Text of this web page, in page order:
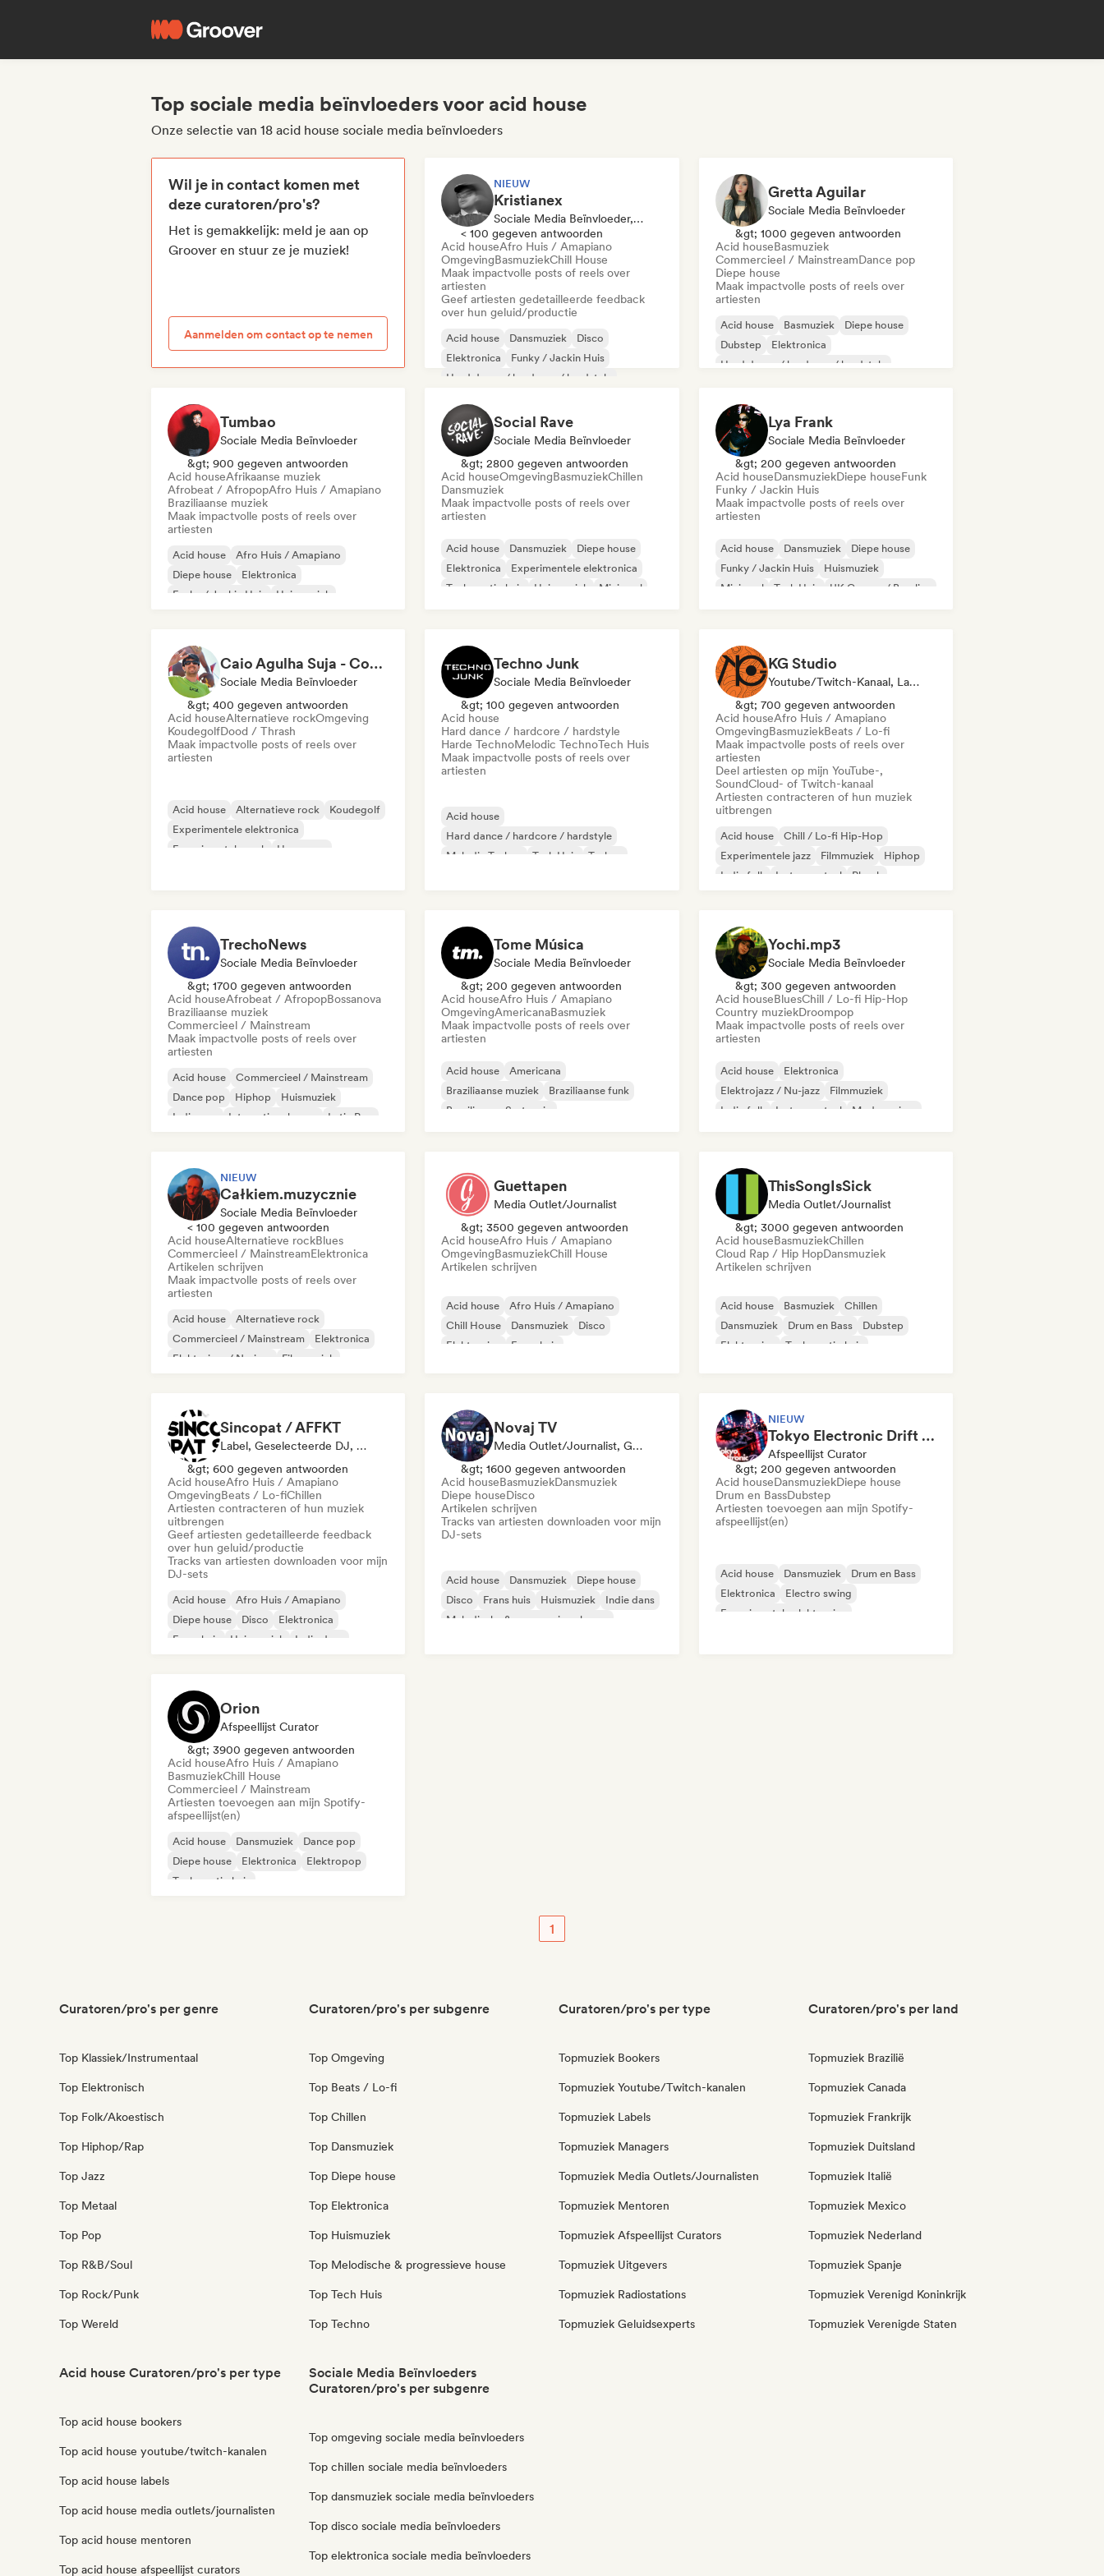
Top sociale media beïnvloeders voor acid house
Onze selectie van 18 acid house sociale media beïnvloeders
Wil je in contact komen met
deze curatoren/pro's?
Het is gemakkelijk: meld je aan op
Groover en stuur ze je muziek!
Aanmelden om contact op te nemen
NIEUW
Kristianex
Sociale Media Beïnvloeder, Geluidsexpert
< 100 gegeven antwoorden
Acid houseAfro Huis / Amapiano
OmgevingBasmuziekChill House
Maak impactvolle posts of reels over
artiesten
Geef artiesten gedetailleerde feedback
over hun geluid/productie
Acid house Dansmuziek
Disco
Elektronica
Funky / Jackin Huis
Hard dance / hardcore / hardstyle
Gretta Aguilar
Sociale Media Beïnvloeder
&gt; 1000 gegeven antwoorden
Acid houseBasmuziek
Commercieel / MainstreamDance pop
Diepe house
Maak impactvolle posts of reels over
artiesten
Acid house Basmuziek
Diepe house
Dubstep
Elektronica
Hard dance / hardcore / hardstyle
Tumbao
Sociale Media Beïnvloeder
&gt; 900 gegeven antwoorden
Acid houseAfrikaanse muziek
Afrobeat / AfropopAfro Huis / Amapiano
Braziliaanse muziek
Maak impactvolle posts of reels over
artiesten
Acid house
Afro Huis / Amapiano
Diepe house
Elektronica
Funky / Jackin Huis
Huismuziek
Social Rave
Sociale Media Beïnvloeder
&gt; 2800 gegeven antwoorden
Acid houseOmgevingBasmuziekChillen
Dansmuziek
Maak impactvolle posts of reels over
artiesten
Acid house Dansmuziek
Diepe house
Elektronica
Experimentele elektronica
Toekomstig huis
Huismuziek Minimaal
Lya Frank
Sociale Media Beïnvloeder
&gt; 200 gegeven antwoorden
Acid houseDansmuziekDiepe houseFunk
Funky / Jackin Huis
Maak impactvolle posts of reels over
artiesten
Acid house Dansmuziek
Diepe house
Funky / Jackin Huis
Huismuziek
Minimaal
Tech Huis UK Garage / Bassline
Caio Agulha Suja - Content Creator
Sociale Media Beïnvloeder
&gt; 400 gegeven antwoorden
Acid houseAlternatieve rockOmgeving
KoudegolfDood / Thrash
Maak impactvolle posts of reels over
artiesten
Acid house Alternatieve rock
Koudegolf
Experimentele elektronica
Experimentele rock
Hyperpop
Techno Junk
Sociale Media Beïnvloeder
&gt; 100 gegeven antwoorden
Acid house
Hard dance / hardcore / hardstyle
Harde TechnoMelodic TechnoTech Huis
Maak impactvolle posts of reels over
artiesten
Acid house
Hard dance / hardcore / hardstyle
Melodic Techno
Tech Huis
Techno
KG Studio
Youtube/Twitch-Kanaal, Label, Sociale Media Beïnvloeder
&gt; 700 gegeven antwoorden
Acid houseAfro Huis / Amapiano
OmgevingBasmuziekBeats / Lo-fi
Maak impactvolle posts of reels over
artiesten
Deel artiesten op mijn YouTube-,
SoundCloud- of Twitch-kanaal
Artiesten contracteren of hun muziek
uitbrengen
Acid house
Chill / Lo-fi Hip-Hop
Experimentele jazz
Filmmuziek
Hiphop
Indie folk
Instrumentaal Phonk
TrechoNews
Sociale Media Beïnvloeder
&gt; 1700 gegeven antwoorden
Acid houseAfrobeat / AfropopBossanova
Braziliaanse muziek
Commercieel / Mainstream
Maak impactvolle posts of reels over
artiesten
Acid house
Commercieel / Mainstream
Dance pop
Hiphop
Huismuziek
Indie pop
Internationale pop Latin Pop
Tome Música
Sociale Media Beïnvloeder
&gt; 200 gegeven antwoorden
Acid houseAfro Huis / Amapiano
OmgevingAmericanaBasmuziek
Maak impactvolle posts of reels over
artiesten
Acid house
Americana
Braziliaanse muziek
Braziliaanse funk
Braziliaanse Sertanejo
Yochi.mp3
Sociale Media Beïnvloeder
&gt; 300 gegeven antwoorden
Acid houseBluesChill / Lo-fi Hip-Hop
Country muziekDroompop
Maak impactvolle posts of reels over
artiesten
Acid house
Elektronica
Elektrojazz / Nu-jazz
Filmmuziek
Indie folk
Instrumentaal
Moderne jazz
NIEUW
Całkiem.muzycznie
Sociale Media Beïnvloeder
< 100 gegeven antwoorden
Acid houseAlternatieve rockBlues
Commercieel / MainstreamElektronica
Artikelen schrijven
Maak impactvolle posts of reels over
artiesten
Acid house
Alternatieve rock
Commercieel / Mainstream
Elektronica
Elektrojazz / Nu-jazz
Filmmuziek
Guettapen
Media Outlet/Journalist
&gt; 3500 gegeven antwoorden
Acid houseAfro Huis / Amapiano
OmgevingBasmuziekChill House
Artikelen schrijven
Acid house
Afro Huis / Amapiano
Chill House
Dansmuziek
Disco
Elektronica
Frans huis
ThisSongIsSick
Media Outlet/Journalist
&gt; 3000 gegeven antwoorden
Acid houseBasmuziekChillen
Cloud Rap / Hip HopDansmuziek
Artikelen schrijven
Acid house Basmuziek
Chillen
Dansmuziek
Drum en Bass
Dubstep
Elektronica
Toekomstig huis
Sincopat / AFFKT
Label, Geselecteerde DJ, Geluidsexpert
&gt; 600 gegeven antwoorden
Acid houseAfro Huis / Amapiano
OmgevingBeats / Lo-fiChillen
Artiesten contracteren of hun muziek
uitbrengen
Geef artiesten gedetailleerde feedback
over hun geluid/productie
Tracks van artiesten downloaden voor mijn
DJ-sets
Acid house
Afro Huis / Amapiano
Diepe house
Disco
Elektronica
Frans huis
Huismuziek Indie dans
Novaj TV
Media Outlet/Journalist, Geselecteerde DJ
&gt; 1600 gegeven antwoorden
Acid houseBasmuziekDansmuziek
Diepe houseDisco
Artikelen schrijven
Tracks van artiesten downloaden voor mijn
DJ-sets
Acid house Dansmuziek
Diepe house
Disco
Frans huis Huismuziek
Indie dans
Melodische & progressieve house
NIEUW
Tokyo Electronic Drift 🏎️ Schranz, Hard Techno & Anime EDM
Afspeellijst Curator
&gt; 200 gegeven antwoorden
Acid houseDansmuziekDiepe house
Drum en BassDubstep
Artiesten toevoegen aan mijn Spotify-
afspeellijst(en)
Acid house Dansmuziek
Drum en Bass
Elektronica
Electro swing
Experimentele elektronica
Orion
Afspeellijst Curator
&gt; 3900 gegeven antwoorden
Acid houseAfro Huis / Amapiano
BasmuziekChill House
Commercieel / Mainstream
Artiesten toevoegen aan mijn Spotify-
afspeellijst(en)
Acid house Dansmuziek
Dance pop
Diepe house
Elektronica
Elektropop
Toekomstig huis
1
Curatoren/pro's per genre
Top Klassiek/Instrumentaal
Top Elektronisch
Top Folk/Akoestisch
Top Hiphop/Rap
Top Jazz
Top Metaal
Top Pop
Top R&B/Soul
Top Rock/Punk
Top Wereld
Curatoren/pro's per subgenre
Top Omgeving
Top Beats / Lo-fi
Top Chillen
Top Dansmuziek
Top Diepe house
Top Elektronica
Top Huismuziek
Top Melodische & progressieve house
Top Tech Huis
Top Techno
Curatoren/pro's per type
Topmuziek Bookers
Topmuziek Youtube/Twitch-kanalen
Topmuziek Labels
Topmuziek Managers
Topmuziek Media Outlets/Journalisten
Topmuziek Mentoren
Topmuziek Afspeellijst Curators
Topmuziek Uitgevers
Topmuziek Radiostations
Topmuziek Geluidsexperts
Curatoren/pro's per land
Topmuziek Brazilië
Topmuziek Canada
Topmuziek Frankrijk
Topmuziek Duitsland
Topmuziek Italië
Topmuziek Mexico
Topmuziek Nederland
Topmuziek Spanje
Topmuziek Verenigd Koninkrijk
Topmuziek Verenigde Staten
Acid house Curatoren/pro's per type
Top acid house bookers
Top acid house youtube/twitch-kanalen
Top acid house labels
Top acid house media outlets/journalisten
Top acid house mentoren
Top acid house afspeellijst curators
Sociale Media Beïnvloeders
Curatoren/pro's per subgenre
Top omgeving sociale media beïnvloeders
Top chillen sociale media beïnvloeders
Top dansmuziek sociale media beïnvloeders
Top disco sociale media beïnvloeders
Top elektronica sociale media beïnvloeders